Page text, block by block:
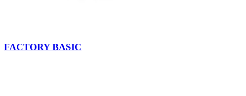
FACTORY BASIC